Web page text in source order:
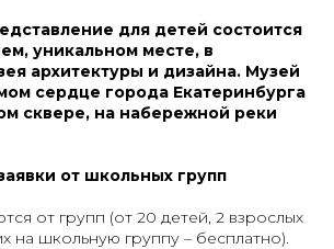
для детей состоится
уникальном месте, в
архитектуры и дизайна. Музей
сердце города Екатеринбурга
сквере, на набережной реки
от школьных групп
от групп (от 20 детей, 2 взрослых
на школьную группу – бесплатно).